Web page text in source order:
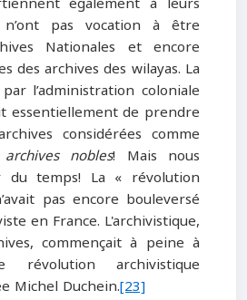
pas vocation à être
Nationales et encore
des archives des wilayas. La
l’administration coloniale
essentiellement de prendre
considérées comme
nobles! Mais nous
du temps! La « révolution
pas encore bouleversé
en France. L'archivistique,
commençait à peine à
révolution archivistique
Michel Duchein.[23]